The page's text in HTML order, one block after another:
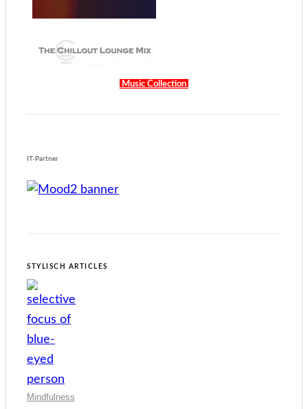
Music Collection
IT-Partner
STYLISCH ARTICLES
Mindfulness